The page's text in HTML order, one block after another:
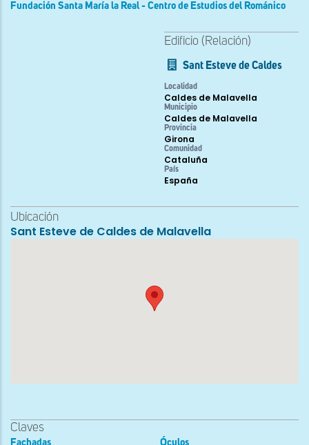
Fundación Santa María la Real - Centro de Estudios del Románico
Edificio (Relación)
Sant Esteve de Caldes
Localidad
Caldes de Malavella
Municipio
Caldes de Malavella
Provincia
Girona
Comunidad
Cataluña
País
España
Ubicación
Sant Esteve de Caldes de Malavella
Claves
Fachadas Óculos